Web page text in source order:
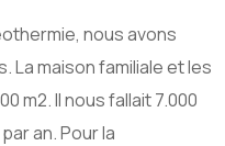
nous avons
maison familiale et les
m2. Il nous fallait 7.000
an. Pour la